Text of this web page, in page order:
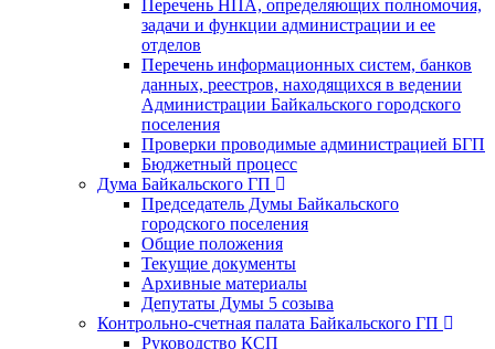
Перечень НПА, определяющих полномочия,
задачи и функции администрации и ее
отделов
Перечень информационных систем, банков
данных, реестров, находящихся в ведении
Администрации Байкальского городского
поселения
Проверки проводимые администрацией БГП
Бюджетный процесс
Дума Байкальского ГП
Председатель Думы Байкальского
городского поселения
Общие положения
Текущие документы
Архивные материалы
Депутаты Думы 5 созыва
Контрольно-счетная палата Байкальского ГП
Руководство КСП